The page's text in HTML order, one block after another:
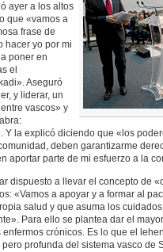
ayer a los altos
que «vamos a
frase de
hacer yo por mi
poner en
el
Aseguró
y liderar, un
vascos» y
Y la explicó diciendo que «los
deben garantizarme
aportar parte de mi esfuerzo a la
dispuesto a llevar el concepto de
«Vamos a apoyar y a formar al
salud y que asuma los
Para ello se plantea dar el
enfermos crónicos. Es lo que el
profunda del sistema vasco de